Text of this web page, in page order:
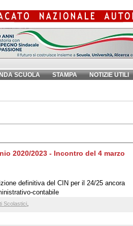
SCUOLA STAMPA NOTIZIE UTILI
2020/2023 - Incontro del 4 marzo
definitiva del CIN per il 24/25 ancora
contabile
Scolastici,